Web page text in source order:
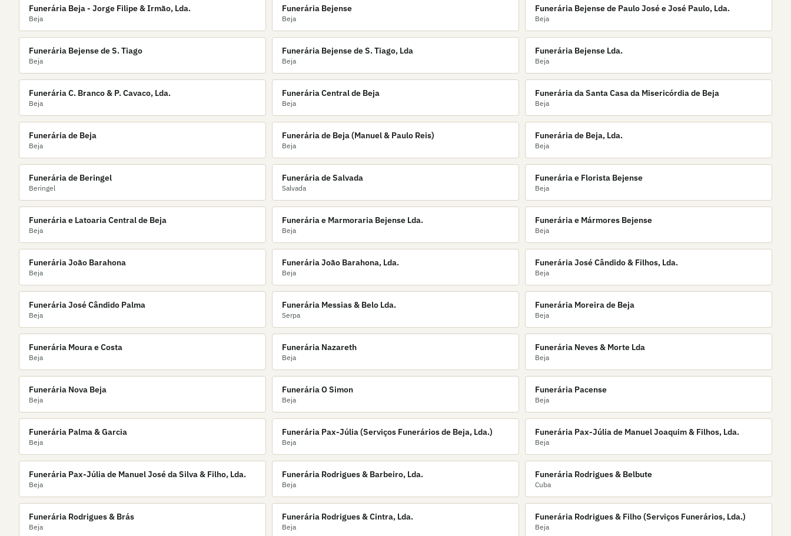
Funerária Beja - Jorge Filipe & Irmão, Lda.
Beja
Funerária Bejense
Beja
Funerária Bejense de Paulo José e José Paulo, Lda.
Beja
Funerária Bejense de S. Tiago
Beja
Funerária Bejense de S. Tiago, Lda
Beja
Funerária Bejense Lda.
Beja
Funerária C. Branco & P. Cavaco, Lda.
Beja
Funerária Central de Beja
Beja
Funerária da Santa Casa da Misericórdia de Beja
Beja
Funerária de Beja
Beja
Funerária de Beja (Manuel & Paulo Reis)
Beja
Funerária de Beja, Lda.
Beja
Funerária de Beringel
Beringel
Funerária de Salvada
Salvada
Funerária e Florista Bejense
Beja
Funerária e Latoaria Central de Beja
Beja
Funerária e Marmoraria Bejense Lda.
Beja
Funerária e Mármores Bejense
Beja
Funerária João Barahona
Beja
Funerária João Barahona, Lda.
Beja
Funerária José Cândido & Filhos, Lda.
Beja
Funerária José Cândido Palma
Beja
Funerária Messias & Belo Lda.
Serpa
Funerária Moreira de Beja
Beja
Funerária Moura e Costa
Beja
Funerária Nazareth
Beja
Funerária Neves & Morte Lda
Beja
Funerária Nova Beja
Beja
Funerária O Simon
Beja
Funerária Pacense
Beja
Funerária Palma & Garcia
Beja
Funerária Pax-Júlia (Serviços Funerários de Beja, Lda.)
Beja
Funerária Pax-Júlia de Manuel Joaquim & Filhos, Lda.
Beja
Funerária Pax-Júlia de Manuel José da Silva & Filho, Lda.
Beja
Funerária Rodrigues & Barbeiro, Lda.
Beja
Funerária Rodrigues & Belbute
Cuba
Funerária Rodrigues & Brás
Beja
Funerária Rodrigues & Cintra, Lda.
Beja
Funerária Rodrigues & Filho (Serviços Funerários, Lda.)
Beja